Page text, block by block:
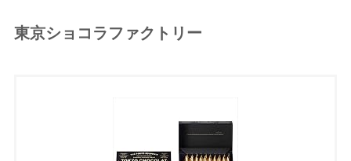
東京ショコラファクトリー